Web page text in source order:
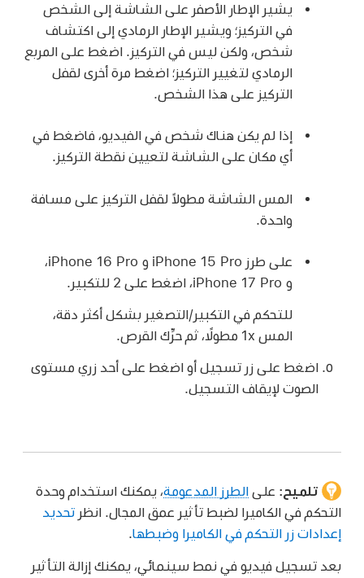
يشير الإطار الأصفر على الشاشة إلى الشخص
في التركيز؛ ويشير الإطار الرمادي إلى اكتشاف
شخص، ولكن ليس في التركيز. اضغط على المربع
الرمادي لتغيير التركيز؛ اضغط مرة أخرى لقفل
التركيز على هذا الشخص.
إذا لم يكن هناك شخص في الفيديو، فاضغط في
أي مكان على الشاشة لتعيين نقطة التركيز.
المس الشاشة مطولاً لقفل التركيز على مسافة
واحدة.
على طرز iPhone 15 Pro و iPhone 16 Pro،
و iPhone 17 Pro، اضغط على 2 للتكبير.
للتحكم في التكبير/التصغير بشكل أكثر دقة،
المس 1x مطولًا، ثم حرِّك القرص.
اضغط على زر تسجيل أو اضغط على أحد زري مستوى
الصوت لإيقاف التسجيل.
تلميح: على الطرز المدعومة، يمكنك استخدام وحدة
التحكم في الكاميرا لضبط تأثير عمق المجال. انظر تحديد
إعدادات زر التحكم في الكاميرا وضبطها
بعد تسجيل فيديو في نمط سينمائي، يمكنك إزالة التأثير